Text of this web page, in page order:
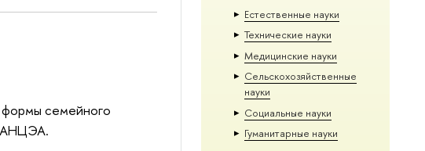
Естественные науки
Тех­ничес­кие науки
Медицинские науки
Сельскохозяйственные
науки
Социальные науки
Гуманитарные науки
формы семейного
АНЦЭА.